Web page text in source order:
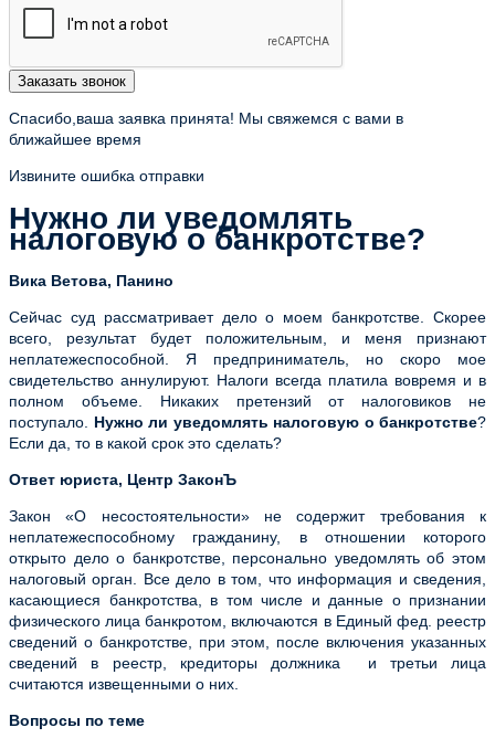
Заказать звонок
Спасибо,ваша заявка принята! Мы свяжемся с вами в
ближайшее время
Извините ошибка отправки
Нужно ли уведомлять
налоговую о банкротстве?
Вика Ветова, Панино
Сейчас суд рассматривает дело о моем банкротстве. Скорее
всего, результат будет положительным, и меня признают
неплатежеспособной. Я предприниматель, но скоро мое
свидетельство аннулируют. Налоги всегда платила вовремя и в
полном объеме. Никаких претензий от налоговиков не
поступало. Нужно ли уведомлять налоговую о банкротстве?
Если да, то в какой срок это сделать?
Ответ юриста, Центр ЗаконЪ
Закон «О несостоятельности» не содержит требования к
неплатежеспособному гражданину, в отношении которого
открыто дело о банкротстве, персонально уведомлять об этом
налоговый орган. Все дело в том, что информация и сведения,
касающиеся банкротства, в том числе и данные о признании
физического лица банкротом, включаются в Единый фед. реестр
сведений о банкротстве, при этом, после включения указанных
сведений в реестр, кредиторы должника и третьи лица
считаются извещенными о них.
Вопросы по теме